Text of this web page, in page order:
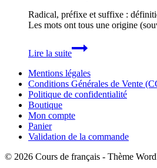
Radical, préfixe et suffixe :
Les mots ont tous une origine
Lire la suite
Radical,
préfixe,
:
la
formation
mots
Mentions légales
Conditions Générales de Vente
Politique de confidentialité
Boutique
Mon compte
Panier
Validation de la commande
© 2026 Cours de français - Thème